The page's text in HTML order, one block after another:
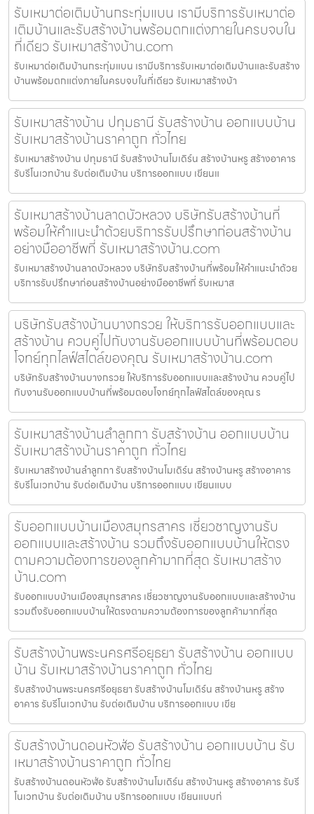
รับเหมาต่อเติมบ้านกระทุ่มแบน เรามีบริการรับเหมาต่อ
เติมบ้านและรับสร้างบ้านพร้อมตกแต่งภายในครบจบใน
ที่เดียว รับเหมาสร้างบ้าน.com
รับเหมาต่อเติมบ้านกระทุ่มแบน เรามีบริการรับเหมาต่อเติมบ้านและรับสร้าง
บ้านพร้อมตกแต่งภายในครบจบในที่เดียว รับเหมาสร้างบ้า
รับเหมาสร้างบ้าน ปทุมธานี รับสร้างบ้าน ออกแบบบ้าน
รับเหมาสร้างบ้านราคาถูก ทั่วไทย
รับเหมาสร้างบ้าน ปทุมธานี รับสร้างบ้านโมเดิร์น สร้างบ้านหรู สร้างอาคาร
รับรีโนเวทบ้าน รับต่อเติมบ้าน บริการออกแบบ เขียนแ
รับเหมาสร้างบ้านลาดบัวหลวง บริษัทรับสร้างบ้านที่
พร้อมให้คำแนะนำด้วยบริการรับปรึกษาก่อนสร้างบ้าน
อย่างมืออาชีพที่ รับเหมาสร้างบ้าน.com
รับเหมาสร้างบ้านลาดบัวหลวง บริษัทรับสร้างบ้านที่พร้อมให้คำแนะนำด้วย
บริการรับปรึกษาก่อนสร้างบ้านอย่างมืออาชีพที่ รับเหมาส
บริษัทรับสร้างบ้านบางกรวย ให้บริการรับออกแบบและ
สร้างบ้าน ควบคู่ไปกับงานรับออกแบบบ้านที่พร้อมตอบ
โจทย์ทุกไลฟ์สไตล์ของคุณ รับเหมาสร้างบ้าน.com
บริษัทรับสร้างบ้านบางกรวย ให้บริการรับออกแบบและสร้างบ้าน ควบคู่ไป
กับงานรับออกแบบบ้านที่พร้อมตอบโจทย์ทุกไลฟ์สไตล์ของคุณ ร
รับเหมาสร้างบ้านลำลูกกา รับสร้างบ้าน ออกแบบบ้าน
รับเหมาสร้างบ้านราคาถูก ทั่วไทย
รับเหมาสร้างบ้านลำลูกกา รับสร้างบ้านโมเดิร์น สร้างบ้านหรู สร้างอาคาร
รับรีโนเวทบ้าน รับต่อเติมบ้าน บริการออกแบบ เขียนแบบ
รับออกแบบบ้านเมืองสมุทรสาคร เชี่ยวชาญงานรับ
ออกแบบและสร้างบ้าน รวมถึงรับออกแบบบ้านให้ตรง
ตามความต้องการของลูกค้ามากที่สุด รับเหมาสร้าง
บ้าน.com
รับออกแบบบ้านเมืองสมุทรสาคร เชี่ยวชาญงานรับออกแบบและสร้างบ้าน
รวมถึงรับออกแบบบ้านให้ตรงตามความต้องการของลูกค้ามากที่สุด
รับสร้างบ้านพระนครศรีอยุธยา รับสร้างบ้าน ออกแบบ
บ้าน รับเหมาสร้างบ้านราคาถูก ทั่วไทย
รับสร้างบ้านพระนครศรีอยุธยา รับสร้างบ้านโมเดิร์น สร้างบ้านหรู สร้าง
อาคาร รับรีโนเวทบ้าน รับต่อเติมบ้าน บริการออกแบบ เขีย
รับสร้างบ้านดอนหัวฬ่อ รับสร้างบ้าน ออกแบบบ้าน รับ
เหมาสร้างบ้านราคาถูก ทั่วไทย
รับสร้างบ้านดอนหัวฬ่อ รับสร้างบ้านโมเดิร์น สร้างบ้านหรู สร้างอาคาร รับรี
โนเวทบ้าน รับต่อเติมบ้าน บริการออกแบบ เขียนแบบก่